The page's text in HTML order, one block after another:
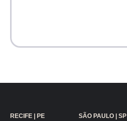
RECIFE | PE SÃO PAULO | SP